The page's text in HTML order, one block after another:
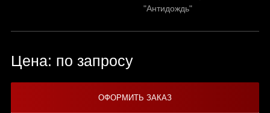
"Антидождь"
Цена: по запросу